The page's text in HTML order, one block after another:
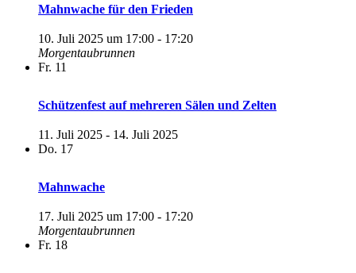
Mahnwache für den Frieden
10. Juli 2025 um 17:00 - 17:20
Morgentaubrunnen
Fr. 11
Schützenfest auf mehreren Sälen und Zelten
11. Juli 2025 - 14. Juli 2025
Do. 17
Mahnwache
17. Juli 2025 um 17:00 - 17:20
Morgentaubrunnen
Fr. 18